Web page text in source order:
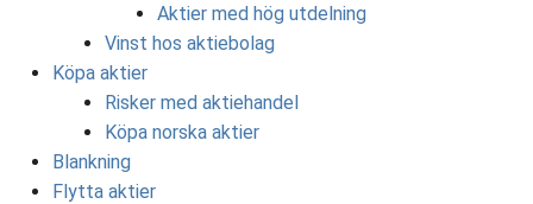
Aktier med hög utdelning
Vinst hos aktiebolag
Köpa aktier
Risker med aktiehandel
Köpa norska aktier
Blankning
Flytta aktier